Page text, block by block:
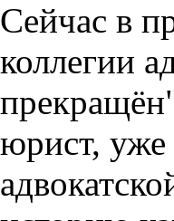
Сейчас в
коллегии
юрист, уже